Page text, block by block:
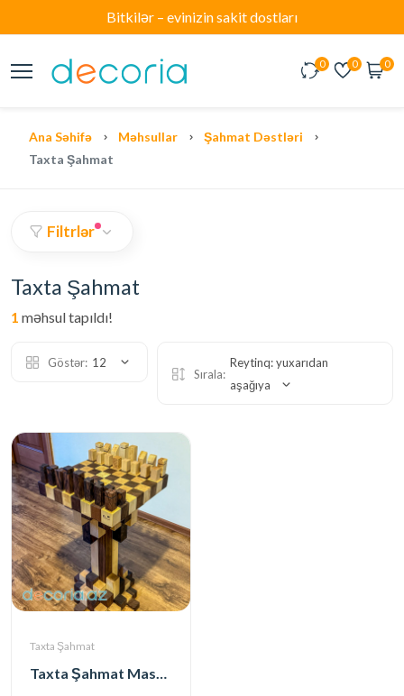
Bitkilər – evinizin sakit dostları
0 0 0
Ana Səhifə Məhsullar
Şahmat Dəstləri
Taxta Şahmat
Filtrlər
Taxta Şahmat
1 məhsul tapıldı!
Göstər: 12
Sırala:
Reytinq: yuxarıdan
aşağıya
Taxta Şahmat
Taxta Şahmat Masası